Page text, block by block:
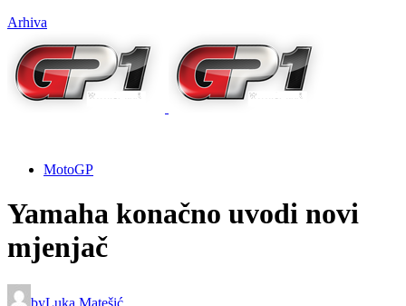
Arhiva
MotoGP
Yamaha konačno uvodi novi
mjenjač
byLuka Matešić